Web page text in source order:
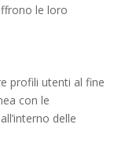
le loro
profili utenti al fine
con le
delle